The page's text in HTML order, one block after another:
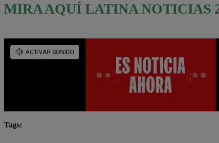
MIRA AQUÍ LATINA NOTICIAS
Tags: